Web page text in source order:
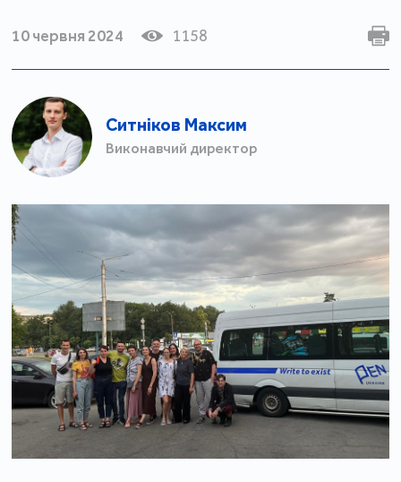
10 червня 2024 1158
Ситніков Максим
Виконавчий директор